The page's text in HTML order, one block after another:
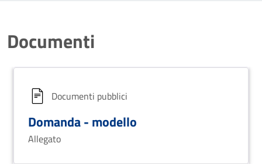
Documenti
Documenti pubblici
Domanda - modello
Allegato